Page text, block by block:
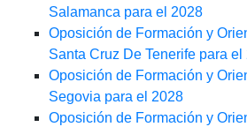
Salamanca para el 2028
Oposición de Formación y
Santa Cruz De Tenerife para el
Oposición de Formación y
Segovia para el 2028
Oposición de Formación y